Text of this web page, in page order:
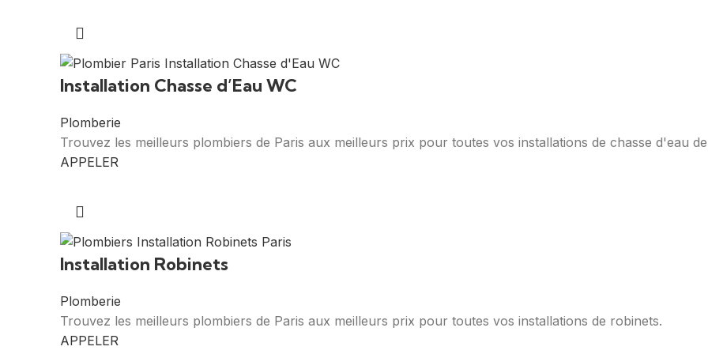
Installation Chasse d’Eau WC
Plomberie
Trouvez les meilleurs plombiers de Paris aux meilleurs prix pour toutes vos installations de chasse d'eau de
APPELER
Installation Robinets
Plomberie
Trouvez les meilleurs plombiers de Paris aux meilleurs prix pour toutes vos installations de robinets.
APPELER